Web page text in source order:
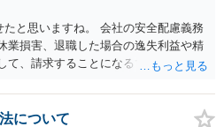
と思いますね。 会社の安全配慮義務
業損害、退職した場合の逸失利益や精
て、請求することになるでしょう。 傷
について